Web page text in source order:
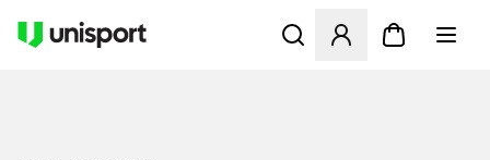
Åbner en Modal til at